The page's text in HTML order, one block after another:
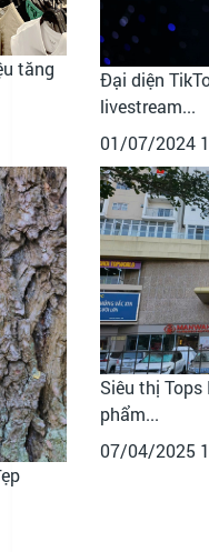
tăng
Đại diện
livestream...
01/07/2024
Siêu thị
phẩm...
07/04/2025